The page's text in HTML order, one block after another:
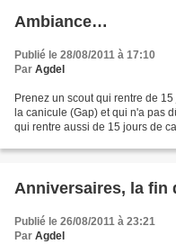
Ambiance…
Publié le 28/08/2011 à 17:10
Par Agdel
Prenez un scout qui rentre de
la canicule (Gap) et qui n'a pas
qui rentre aussi de 15 jours de
Anniversaires, la fin
Publié le 26/08/2011 à 23:21
Par Agdel